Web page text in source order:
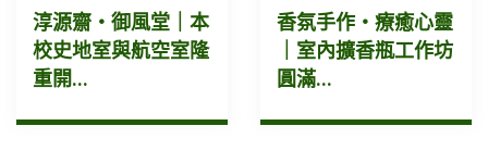
淳源齋・御風堂｜本
校史地室與航空室隆
重開...
香氛手作・療癒心靈
｜室內擴香瓶工作坊
圓滿...